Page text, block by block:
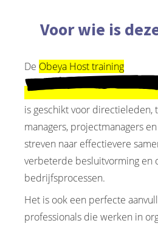
Voor wie is
De Obeya Host training
is geschikt voor directieleden,
managers, projectmanagers
streven naar effectievere
verbeterde besluitvorming en
bedrijfsprocessen.
Het is ook een perfecte
professionals die werken in